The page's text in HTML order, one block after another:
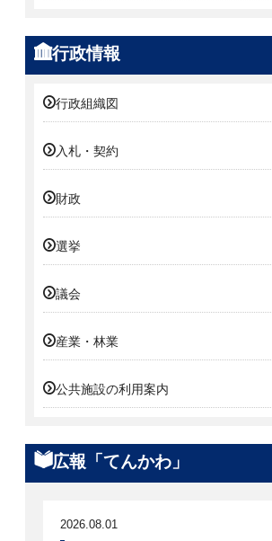
行政情報
行政組織図
入札・契約
財政
選挙
議会
産業・林業
公共施設の利用案内
広報「てんかわ」
2026.08.01